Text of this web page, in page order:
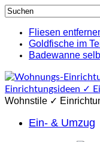
Fliesen
Goldfische im
Badewanne
Wohnstile ✓
Ein- & Umzug